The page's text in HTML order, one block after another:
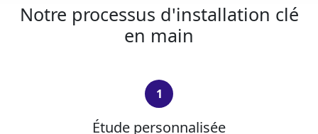
Notre processus d'installation clé
en main
1
Étude personnalisée